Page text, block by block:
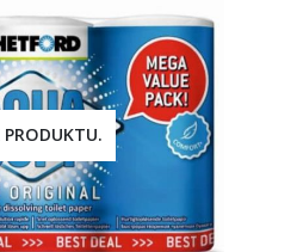
PRODUKTU.